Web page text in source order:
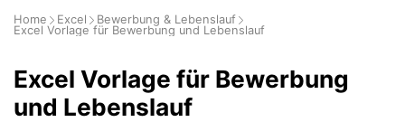
Home Excel
Bewerbung & Lebenslauf
Excel Vorlage für Bewerbung und Lebenslauf
Excel Vorlage für Bewerbung
und Lebenslauf